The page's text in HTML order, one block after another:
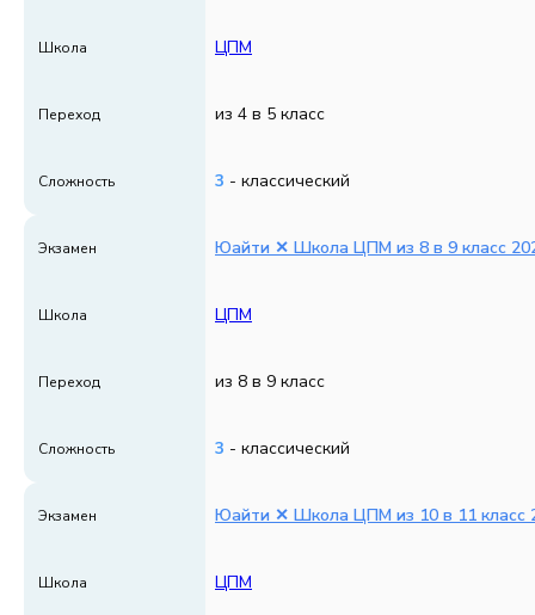
Школа ЦПМ
Переход из 4 в 5 класс
Сложность 3 - классический
Экзамен Юайти ✕ Школа ЦПМ из 8 в 9 класс
Школа ЦПМ
Переход из 8 в 9 класс
Сложность 3 - классический
Экзамен Юайти ✕ Школа ЦПМ из 10 в 11 класс
Школа ЦПМ